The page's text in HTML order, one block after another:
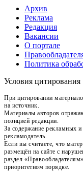
Архив
Реклама
Редакция
Вакансии
О портале
Политика
Условия цитирования
При цитировании
на источник.
Материалы авторов
позицией редакции.
За содержание рекламных и
рекламодатель.
Если вы считаете, что
размещён на сайте с
раздел
приоритетном порядке.